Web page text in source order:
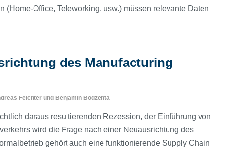
Office, Teleworking, usw.) müssen relevante Daten
des Manufacturing
Feichter und Benjamin Bodzenta
daraus resultierenden Rezession, der Einführung von
wird die Frage nach einer Neuausrichtung des
gehört auch eine funktionierende Supply Chain